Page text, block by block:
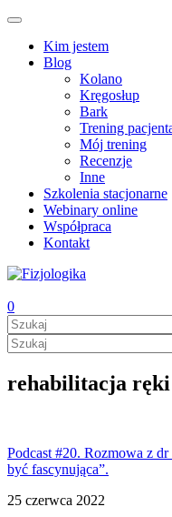
Kim jestem
Blog
Kolano
Kręgosłup
Bark
Trening
Mój trening
Recenzje
Inne
Szkolenia stacjonarne
Webinary online
Współpraca
Kontakt
0
rehabilitacja ręki
Podcast #20. Rozmowa z
być fascynująca”.
25 czerwca 2022